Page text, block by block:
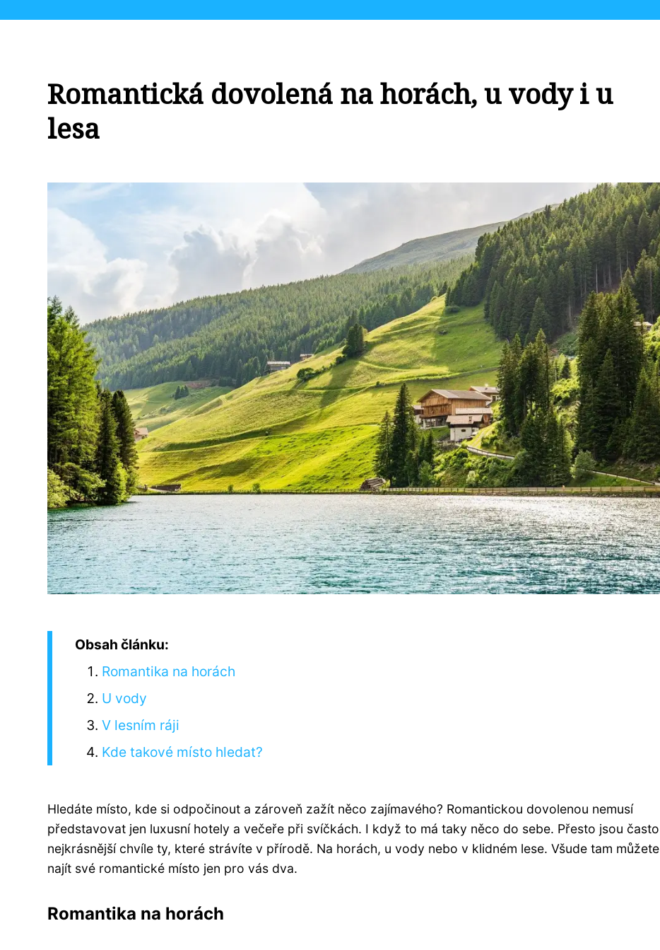
Romantická dovolená na horách, u vody i u
lesa
Obsah článku:
Romantika na horách
U vody
V lesním ráji
Kde takové místo hledat?
Hledáte místo, kde si odpočinout a zároveň zažít něco zajímavého? Romantickou dovolenou nemusí
představovat jen luxusní hotely a večeře při svíčkách. I když to má taky něco do sebe. Přesto jsou často
nejkrásnější chvíle ty, které strávíte v přírodě. Na horách, u vody nebo v klidném lese. Všude tam můžete
najít své romantické místo jen pro vás dva.
Romantika na horách